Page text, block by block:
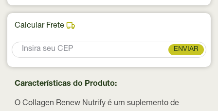
Calcular Frete
ENVIAR
Características do Produto:
O Collagen Renew Nutrify é um suplemento de